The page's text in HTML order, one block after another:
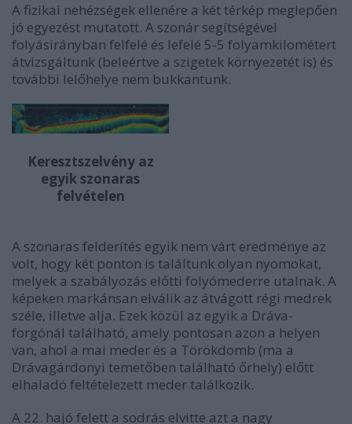
A fizikai nehézségek ellenére a két térkép meglepően
jó egyezést mutatott. A szonár segítségével
folyásirányban felfelé és lefelé 5-5 folyamkilométert
átvizsgáltunk (beleértve a szigetek környezetét is) és
további lelőhelye nem bukkantunk.
Keresztszelvény az
egyik szonaras
felvételen
A szonaras felderítés egyik nem várt eredménye az
volt, hogy két ponton is találtunk olyan nyomokat,
melyek a szabályozás előtti folyómederre utalnak. A
képeken markánsan elválik az átvágott régi medrek
széle, illetve alja. Ezek közül az egyik a Dráva-
forgónál található, amely pontosan azon a helyen
van, ahol a mai meder és a Törökdomb (ma a
Drávagárdonyi temetőben található őrhely) előtt
elhaladó feltételezett meder találkozik.
A 22. hajó felett a sodrás elvitte azt a nagy